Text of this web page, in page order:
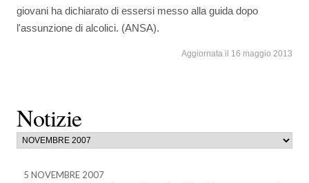
Notizie
5 NOVEMBRE 2007
giovani ha dichiarato di essersi messo alla guida dopo
l'assunzione di alcolici. (ANSA).
Aggiornata il 16 maggio 2013